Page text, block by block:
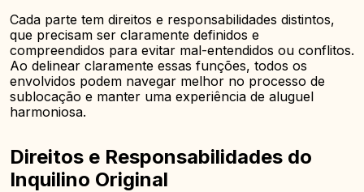
Cada parte tem direitos e responsabilidades distintos,
que precisam ser claramente definidos e
compreendidos para evitar mal-entendidos ou conflitos.
Ao delinear claramente essas funções, todos os
envolvidos podem navegar melhor no processo de
sublocação e manter uma experiência de aluguel
harmoniosa.
Direitos e Responsabilidades do
Inquilino Original